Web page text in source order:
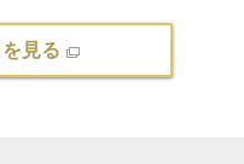
見る